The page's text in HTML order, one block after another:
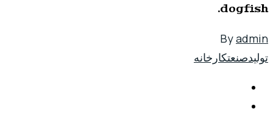
dogfish.
Byadmin
تولیدصنعتکارخانه